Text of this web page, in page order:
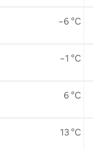
−6 °C
−1 °C
6 °C
13 °C